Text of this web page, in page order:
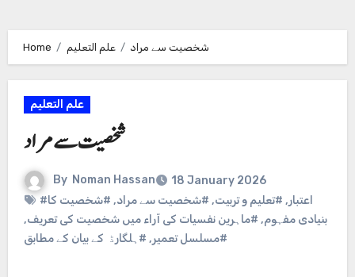
Home علم التعلیم شخصیت سے مراد
علم التعلیم
شخصیت سے مراد
By Noman Hassan
18 January 2026
#اعتبار, #تعلیم و تربیت, #شخصیت سے مراد, #شخصیت کا
بنیادی مفہوم, #ماہرین نفسیات کی آراء میں شخصیت کی تعریف,
#مسلسل تعمیر, #ہلگارڈ کے بیان کے مطابق